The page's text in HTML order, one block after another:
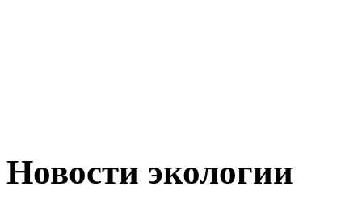
Новости экологии